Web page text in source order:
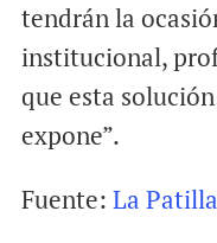
tendrán la
institucional,
que esta
expone”.
Fuente: La Patilla